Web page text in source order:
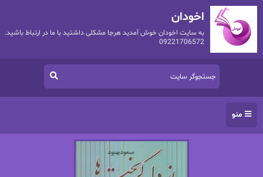
اخودان
به سایت اخودان خوش آمدید هرجا مشکلی داشتید با ما در ارتباط باشید.
09221706572
منو